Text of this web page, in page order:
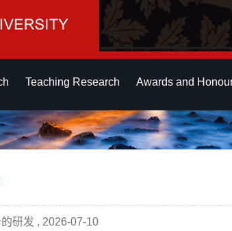
Teaching Research Awards and
研发 , 2026-07-10